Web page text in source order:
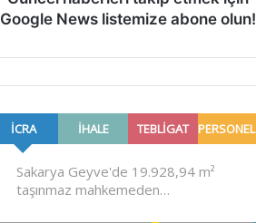
Google News listemize abone olun!